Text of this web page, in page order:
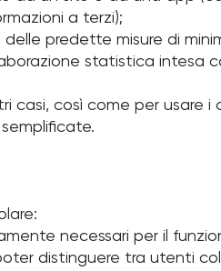
a terzi);
predette misure di
statistica intesa
casi, così come per usare i
necessari per il
distinguere tra utenti